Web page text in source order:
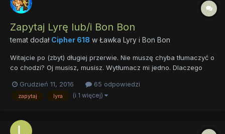
Zapytaj Lyrę lub/i Bon Bon
temat dodał Cipher 618 w Ławka Lyry i Bon Bon
Witajcie po (zbyt) długiej przerwie. Nie muszę chyba tłumaczyć o
co chodzi? Oj musisz, musisz. Wytłumacz mi jedno. Dlaczego
raczej porąbane to były ostatnie miesiące. Przychodzę sobie do
parku żeby odpocząć, i co widzę? Ktoś z...
Grudzień 11, 2016 65 odpowiedzi
zapytaj lyra (i 1 więcej)